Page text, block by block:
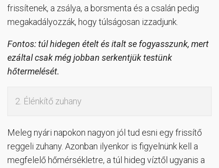
frissítenek, a zsálya, a borsmenta és a csalán pedig
megakadályozzák, hogy túlságosan izzadjunk.
Fontos: túl hidegen ételt és italt se fogyasszunk, mert
ezáltal csak még jobban serkentjük testünk
hőtermelését.
2. Élénkítő zuhany
Meleg nyári napokon nagyon jól tud esni egy frissítő
reggeli zuhany. Azonban ilyenkor is figyelnünk kell a
megfelelő hőmérsékletre, a túl hideg víztől ugyanis a